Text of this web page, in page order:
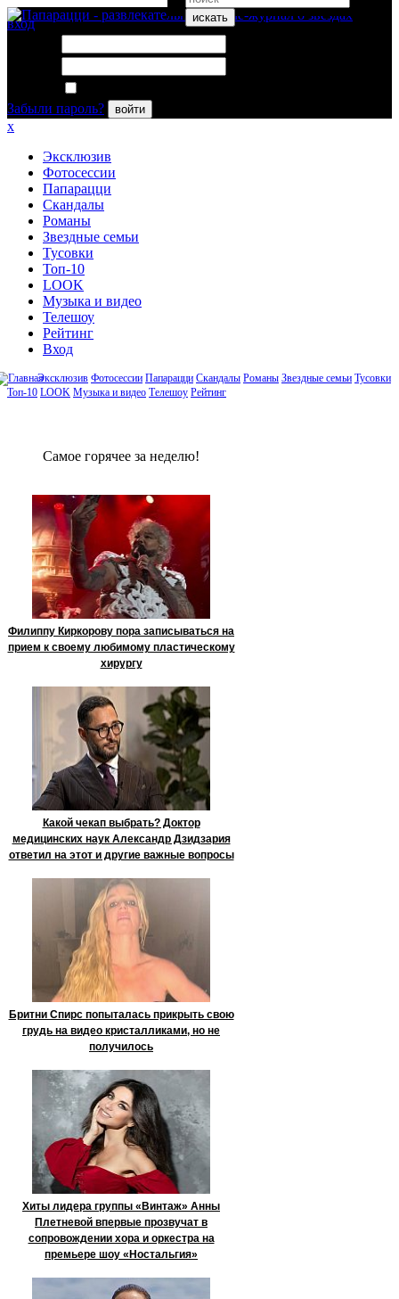
искать
вход
Забыли пароль?
войти
x
Эксклюзив
Фотосессии
Папарацци
Скандалы
Романы
Звездные семьи
Тусовки
Топ-10
LOOK
Музыка и видео
Телешоу
Рейтинг
Вход
Эксклюзив Фотосессии Папарацци Скандалы Романы Звездные семьи Тусовки
Топ-10 LOOK Музыка и видео Телешоу Рейтинг
Сaмое гoрячее за неделю!
Филиппу Киркорову пора записываться на
прием к своему любимому пластическому
хирургу
Какой чекап выбрать? Доктор
медицинских наук Александр Дзидзария
ответил на этот и другие важные вопросы
Бритни Спирс попыталась прикрыть свою
грудь на видео кристалликами, но не
получилось
Хиты лидера группы «Винтаж» Анны
Плетневой впервые прозвучат в
сопровождении хора и оркестра на
премьере шоу «Ностальгия»